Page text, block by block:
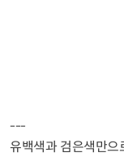
---
유백색과 검은색만